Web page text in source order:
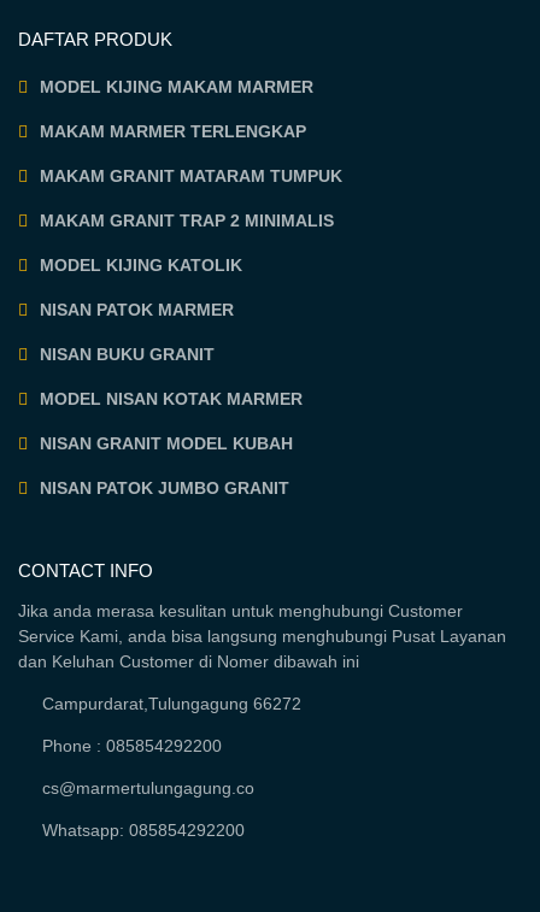
DAFTAR PRODUK
MODEL KIJING MAKAM MARMER
MAKAM MARMER TERLENGKAP
MAKAM GRANIT MATARAM TUMPUK
MAKAM GRANIT TRAP 2 MINIMALIS
MODEL KIJING KATOLIK
NISAN PATOK MARMER
NISAN BUKU GRANIT
MODEL NISAN KOTAK MARMER
NISAN GRANIT MODEL KUBAH
NISAN PATOK JUMBO GRANIT
CONTACT INFO
Jika anda merasa kesulitan untuk menghubungi Customer
Service Kami, anda bisa langsung menghubungi Pusat Layanan
dan Keluhan Customer di Nomer dibawah ini
Campurdarat,Tulungagung 66272
Phone : 085854292200
cs@marmertulungagung.co
Whatsapp: 085854292200